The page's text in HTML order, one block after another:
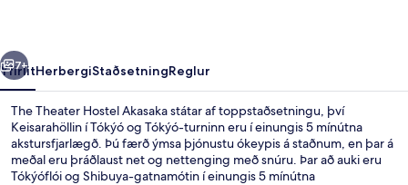
7+
YfirlitHerbergiStaðsetningReglur
The Theater Hostel Akasaka státar af toppstaðsetningu, því
Keisarahöllin í Tókýó og Tókýó-turninn eru í einungis 5 mínútna
akstursfjarlægð. Þú færð ýmsa þjónustu ókeypis á staðnum, en þar á
meðal eru þráðlaust net og nettenging með snúru. Þar að auki eru
Tókýóflói og Shibuya-gatnamótin í einungis 5 mínútna